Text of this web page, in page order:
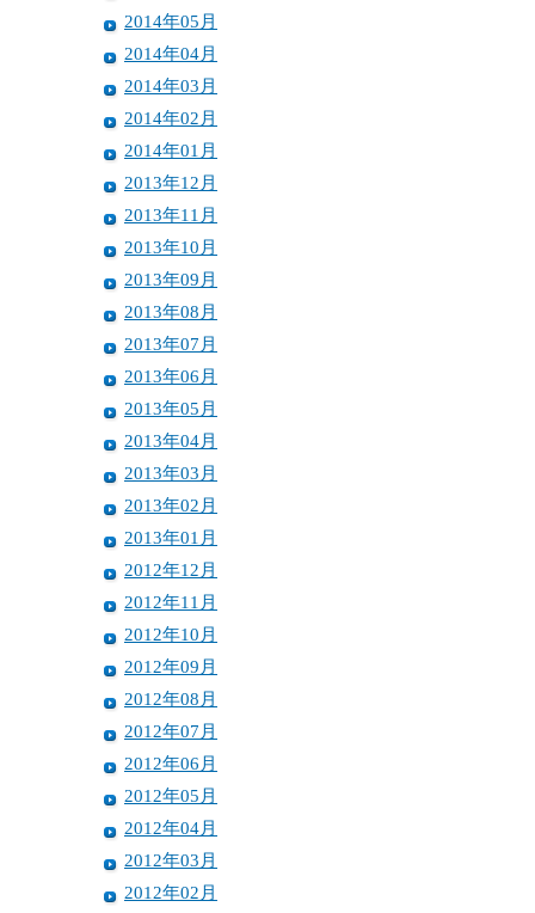
2014年05月
2014年04月
2014年03月
2014年02月
2014年01月
2013年12月
2013年11月
2013年10月
2013年09月
2013年08月
2013年07月
2013年06月
2013年05月
2013年04月
2013年03月
2013年02月
2013年01月
2012年12月
2012年11月
2012年10月
2012年09月
2012年08月
2012年07月
2012年06月
2012年05月
2012年04月
2012年03月
2012年02月